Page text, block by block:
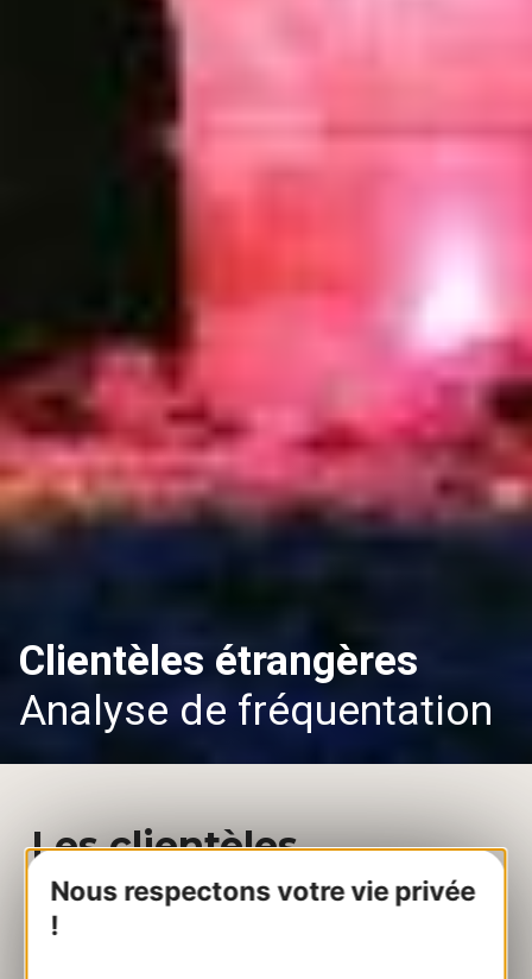
Nous respectons votre vie privée
!
Clientèles étrangères
Analyse de fréquentation
Les clientèles
étrangères en
Occitanie